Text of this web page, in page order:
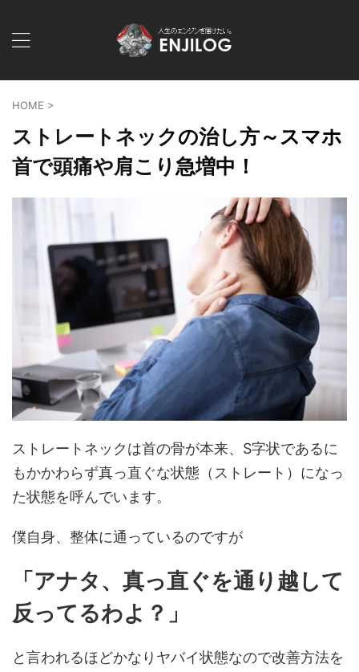
HOME >
ストレートネックの治し方～スマホ
首で頭痛や肩こり急増中！
ストレートネックは首の骨が本来、S字状であるに
もかかわらず真っ直ぐな状態（ストレート）になっ
た状態を呼んでいます。
僕自身、整体に通っているのですが
「アナタ、真っ直ぐを通り越して
反ってるわよ？」
と言われるほどかなりヤバイ状態なので改善方法を